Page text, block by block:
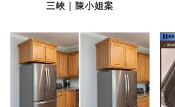
三峽｜陳小姐案